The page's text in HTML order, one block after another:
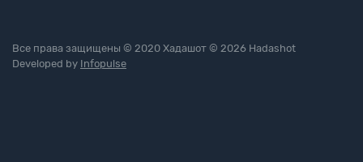
Все права защищены © 2020 Хадашот © 2026 Hadashot
Developed by Infopulse